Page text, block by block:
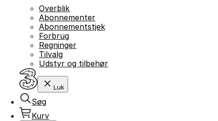
Overblik
Abonnementer
Abonnementstjek
Forbrug
Regninger
Tilvalg
Udstyr og tilbehør
Luk
Søg
Kurv